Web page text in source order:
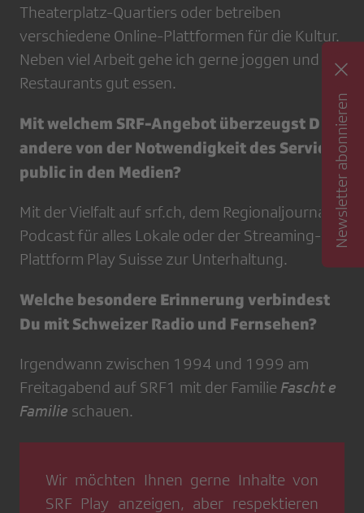
Theaterplatz-Quartiers oder betreiben
verschiedene Online-Plattformen für die Kultur.
Neben viel Arbeit gehe ich gerne joggen und in
Restaurants gut essen.
Mit welchem SRF-Angebot überzeugst Du
andere von der Notwendigkeit des Service
public in den Medien?
Mit der Vielfalt auf srf.ch, dem Regionaljournal-
Podcast für alles Lokale oder der Streaming-
Plattform Play Suisse zur Unterhaltung.
Welche besondere Erinnerung verbindest
Du mit Schweizer Radio und Fernsehen?
Irgendwann zwischen 1994 und 1999 am
Freitagabend auf SRF1 mit der Familie Fascht e
Familie schauen.
Wir möchten Ihnen gerne Inhalte von
SRF Play anzeigen, aber respektieren
Newsletter abonnieren